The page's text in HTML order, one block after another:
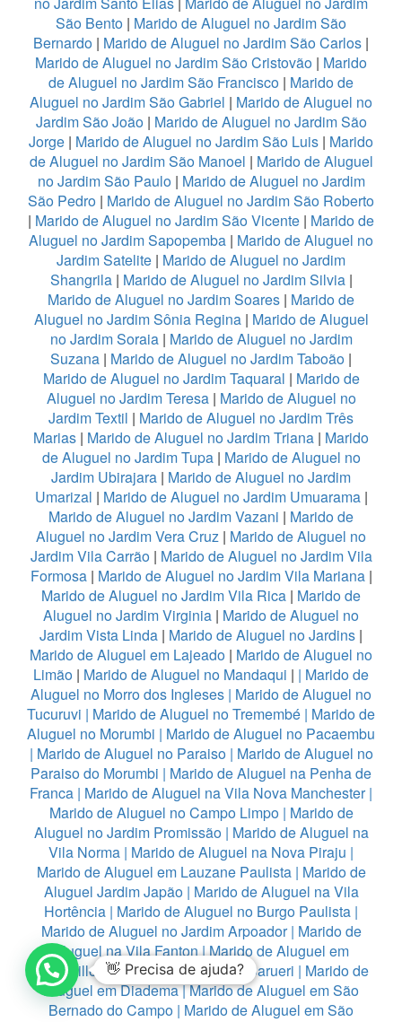
São Bento | Marido de Aluguel no Jardim São
Bernardo | Marido de Aluguel no Jardim São Carlos |
Marido de Aluguel no Jardim São Cristovão | Marido
de Aluguel no Jardim São Francisco | Marido de
Aluguel no Jardim São Gabriel | Marido de Aluguel no
Jardim São João| Marido de Aluguel no Jardim São
Jorge | Marido de Aluguel no Jardim São Luis | Marido
de Aluguel no Jardim São Manoel | Marido de Aluguel
no Jardim São Paulo| Marido de Aluguel no Jardim
São Pedro | Marido de Aluguel no Jardim São Roberto
| Marido de Aluguel no Jardim São Vicente | Marido de
Aluguel no Jardim Sapopemba | Marido de Aluguel no
Jardim Satelite | Marido de Aluguel no Jardim
Shangrila| Marido de Aluguel no Jardim Silvia|
Marido de Aluguel no Jardim Soares | Marido de
Aluguel no Jardim Sônia Regina| Marido de Aluguel
no Jardim Soraia| Marido de Aluguel no Jardim
Suzana | Marido de Aluguel no Jardim Taboão |
Marido de Aluguel no Jardim Taquaral | Marido de
Aluguel no Jardim Teresa| Marido de Aluguel no
Jardim Textil | Marido de Aluguel no Jardim Três
Marias | Marido de Aluguel no Jardim Triana | Marido
de Aluguel no Jardim Tupa| Marido de Aluguel no
Jardim Ubirajara | Marido de Aluguel no Jardim
Umarizal | Marido de Aluguel no Jardim Umuarama|
Marido de Aluguel no Jardim Vazani | Marido de
Aluguel no Jardim Vera Cruz | Marido de Aluguel no
Jardim Vila Carrão| Marido de Aluguel no Jardim Vila
Formosa| Marido de Aluguel no Jardim Vila Mariana|
Marido de Aluguel no Jardim Vila Rica | Marido de
Aluguel no Jardim Virginia | Marido de Aluguel no
Jardim Vista Linda | Marido de Aluguel no Jardins |
Marido de Aluguel em Lajeado | Marido de Aluguel no
Limão | Marido de Aluguel no Mandaqui | | Marido de
Aluguel no Morro dos Ingleses | Marido de Aluguel no
Tucuruvi | Marido de Aluguel no Tremembé | Marido de
Aluguel no Morumbi | Marido de Aluguel no Pacaembu
| Marido de Aluguel no Paraiso| Marido de Aluguel no
Paraiso do Morumbi | Marido de Aluguel na Penha de
Franca | Marido de Aluguel na Vila Nova Manchester|
Marido de Aluguel no Campo Limpo| Marido de
Aluguel no Jardim Promissão| Marido de Aluguel na
Vila Norma | Marido de Aluguel na Nova Piraju |
Marido de Aluguel em Lauzane Paulista| Marido de
Aluguel Jardim Japão| Marido de Aluguel na Vila
Hortência | Marido de Aluguel no Burgo Paulista |
Marido de Aluguel no Jardim Arpoador| Marido de
Aluguel na Vila Fanton|Marido de Aluguel em
Alphaville |Marido de Aluguel no Barueri | Marido de
Aluguel em Diadema|Marido de Aluguel em São
Bernado do Campo | Marido de Aluguel em São
👋 Precisa de ajuda?